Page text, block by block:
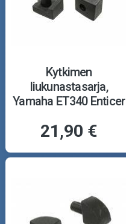
Kytkimen
liukunastasarja,
Yamaha ET340 Enticer
21,90 €